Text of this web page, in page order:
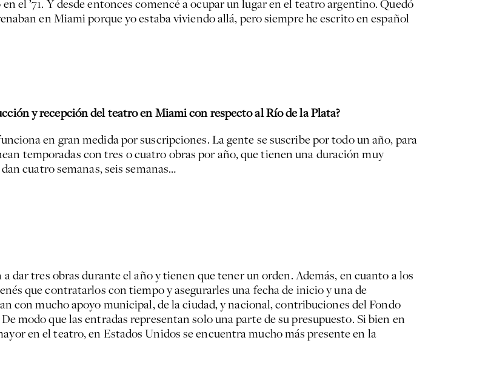
el ’71. Y desde entonces comencé a ocupar un lugar en el teatro argentino. Quedó
en Miami porque yo estaba viviendo allá, pero siempre he escrito en español
y recepción del teatro en Miami con respecto al Río de la Plata?
en gran medida por suscripciones. La gente se suscribe por todo un año, para
temporadas con tres o cuatro obras por año, que tienen una duración muy
cuatro semanas, seis semanas…
dar tres obras durante el año y tienen que tener un orden. Además, en cuanto a los
que contratarlos con tiempo y asegurarles una fecha de inicio y una de
con mucho apoyo municipal, de la ciudad, y nacional, contribuciones del Fondo
modo que las entradas representan solo una parte de su presupuesto. Si bien en
en el teatro, en Estados Unidos se encuentra mucho más presente en la